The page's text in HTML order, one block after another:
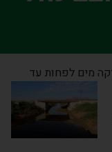
מים לפחות עד